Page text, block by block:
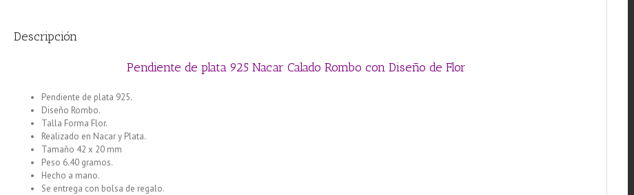
Descripción
Pendiente de plata 925 Nacar Calado Rombo con Diseño de Flor
Pendiente de plata 925.
Diseño Rombo.
Talla Forma Flor.
Realizado en Nacar y Plata.
Tamaño 42 x 20 mm
Peso 6.40 gramos.
Hecho a mano.
Se entrega con bolsa de regalo.